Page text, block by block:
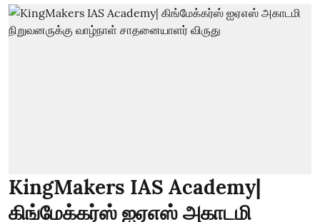
KingMakers IAS Academy|
கிங்மேக்கர்ஸ் ஐஏஎஸ் அகாடமி